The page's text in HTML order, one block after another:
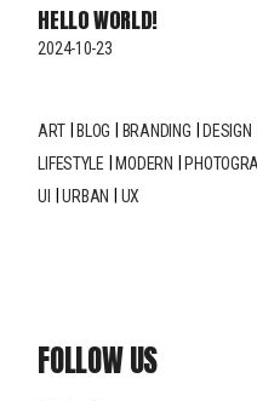
HELLO WORLD!
2024-10-23
ART BLOG BRANDING DESIGN
LIFESTYLE
MODERN
UI
URBAN UX
FOLLOW US